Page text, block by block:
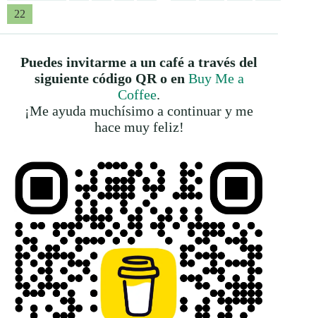
22
Puedes invitarme a un café a través del
siguiente código QR o en Buy Me a
Coffee.
¡Me ayuda muchísimo a continuar y me
hace muy feliz!